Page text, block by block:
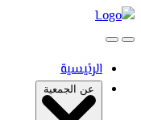
بحثفتح القائمة
الرئيسية
عن الجمعية